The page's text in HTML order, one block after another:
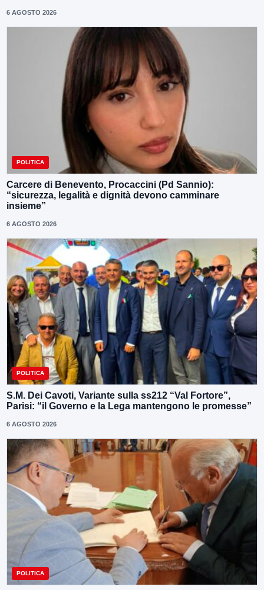
6 AGOSTO 2026
POLITICA
Carcere di Benevento, Procaccini (Pd Sannio):
“sicurezza, legalità e dignità devono camminare
insieme”
6 AGOSTO 2026
POLITICA
S.M. Dei Cavoti, Variante sulla ss212 “Val Fortore”,
Parisi: “il Governo e la Lega mantengono le promesse”
6 AGOSTO 2026
POLITICA